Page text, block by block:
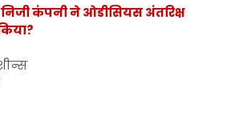
निजी कंपनी ने ओडीसियस अंतरिक्ष